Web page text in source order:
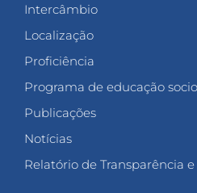
Intercâmbio
Localização
Proficiência
Programa de educação
Publicações
Notícias
Relatório de Transparência